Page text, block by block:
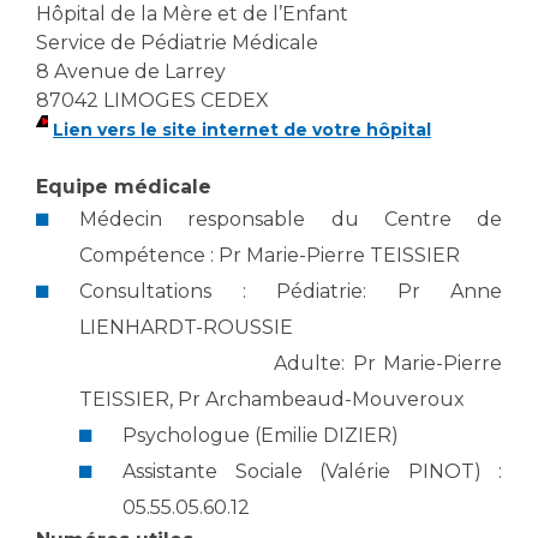
Salon des familles
Transports sanitaires
Vos droits, vos devoirs
Handi 13
Pôle Médecine Physique et Réadaptation
Accueil sourds et malentendants
Charte Romain Jacob
Mouvement Parcours Handicap 13
Activité physique
Les structures de recherche
Écoles et Instituts de Formation
Plateforme des internes
Professionnels de santé
Adresser un examen au Laboratoire de Biologie
Médicale
Radiologie / Imagerie
Cancérologie
Hôpital de la Mère et de l’Enfant
Service de Pédiatrie Médicale
8 Avenue de Larrey
87042 LIMOGES CEDEX
Lien vers le site internet de votre hôpital
Equipe médicale
Médecin responsable du Centre de
Compétence : Pr Marie-Pierre TEISSIER
Consultations : Pédiatrie: Pr Anne
LIENHARDT-ROUSSIE
Adulte: Pr Marie-Pierre
TEISSIER, Pr Archambeaud-Mouveroux
Psychologue (Emilie DIZIER)
Assistante Sociale (Valérie PINOT) :
05.55.05.60.12